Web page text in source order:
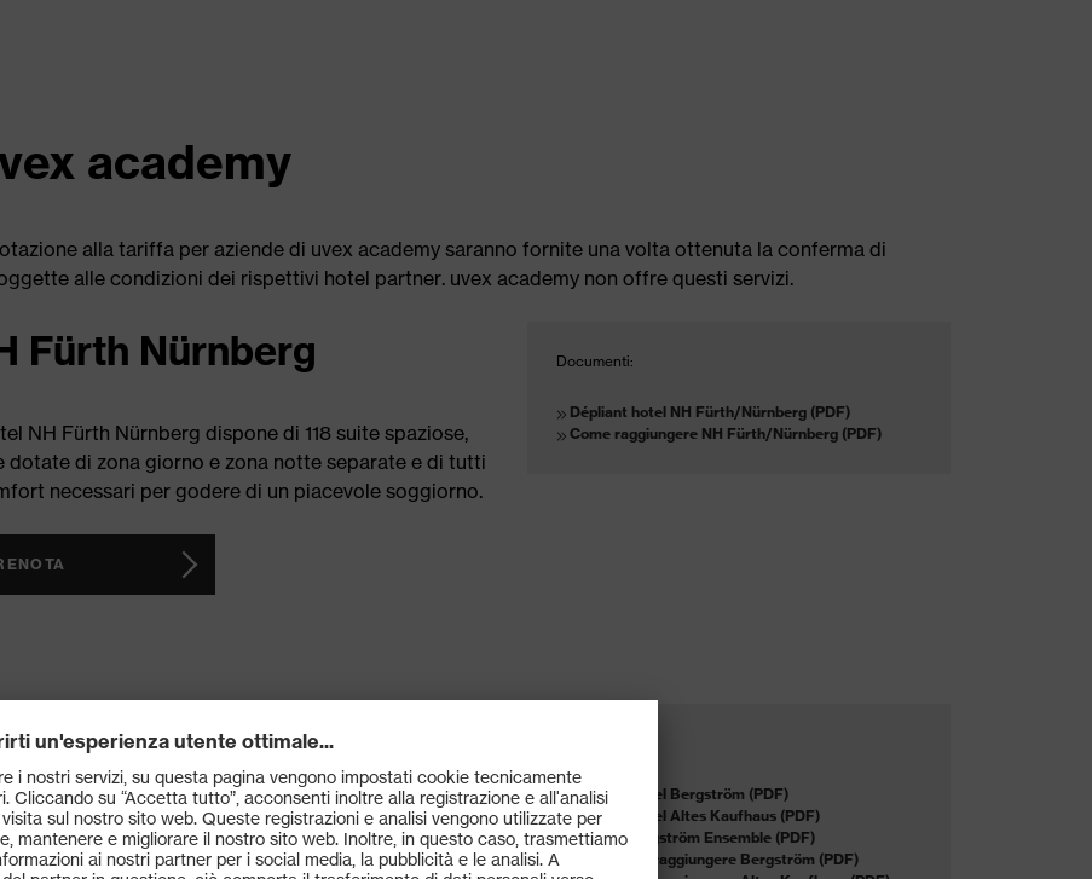
academy
alla tariffa per aziende di uvex academy saranno fornite una volta ottenuta la conferma di
alle condizioni dei rispettivi hotel partner. uvex academy non offre questi servizi.
Fürth Nürnberg
NH Fürth Nürnberg dispone di 118 suite spaziose,
dotate di zona giorno e zona notte separate e di tutti
necessari per godere di un piacevole soggiorno.
Documenti:
Dépliant hotel NH Fürth/Nürnberg (PDF)
Come raggiungere NH Fürth/Nürnberg (PDF)
e Altes Kaufhaus
esclusiva nello storico porto di Lüneburg,
Dépliant hotel Bergström (PDF)
Dépliant hotel Altes Kaufhaus (PDF)
Cartina Bergström Ensemble (PDF)
Schizzo per raggiungere Bergström (PDF)